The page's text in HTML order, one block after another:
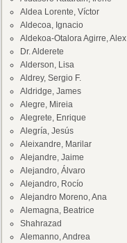
Aldea Lorente, Víctor
Aldecoa, Ignacio
Aldekoa-Otalora Agirre, Alex
Dr. Alderete
Alderson, Lisa
Aldrey, Sergio F.
Aldridge, James
Alegre, Mireia
Alegrete, Enrique
Alegría, Jesús
Aleixandre, Marilar
Alejandre, Jaime
Alejandro, Álvaro
Alejandro, Rocío
Alejandro Moreno, Ana
Alemagna, Beatrice
Shahrazad
Alemanno, Andrea